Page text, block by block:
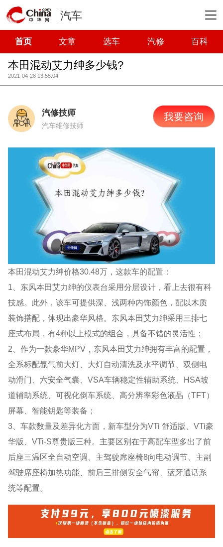
汽车
首页 文章 选车 汽修 百科
本田混动艾力绅多少钱?
2021-04-28 13:55:04
汽修技师
汽车维修技师
我要咨询
本田混动艾力绅价格30.48万，这款车的配置：
1、东风本田艾力绅的仪表台采用分层设计，看上去很有科
技感。此外，该车可提供深、浅两种内饰颜色，配以木质
装饰搭配，体现出豪华风格。东风本田艾力绅采用三排七
座式布局，有4种以上模式的组合，具备不错的灵活性；
2、作为一款豪华MPV，东风本田艾力绅拥有丰富的配置，
全系标配氙气前大灯、大灯自动清洗及水平调节、双侧电
动滑门、六安全气囊、VSA车辆稳定性辅助系统、HSA坡
道辅助系统、可视化倒车系统、高分辨率彩色液晶（TFT）
屏幕、智能钥匙等装备；
3、车款数量及差异化方面，新车型分为VTi 舒适版、VTi豪
华版、VTi-S尊贵版三种。主要区别在于高配车型多出了前
后座三温区全自动空调、主驾驶席座椅8向电动调节、主副
驾驶席座椅加热功能、前后三排侧安全气帘、蓝牙通话系
统等配置。